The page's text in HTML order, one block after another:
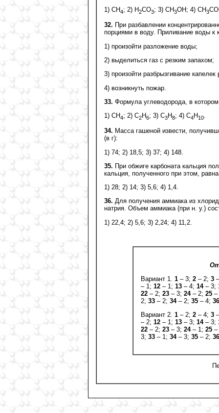
1) СН4; 2) Н2СO3; 3) CH3OH; 4) CH3
32. При разбавлении
порциями в воду. Приливание воды к
1) произойти разложение воды;
2) выделиться газ с резким запахом;
3) произойти разбрызгивание
4) возникнуть пожар.
33. Формула углеводорода, в
1) CH4; 2) C2H6; 3) C3H8; 4) C4H10.
34. Масса гашеной извести,
(в г):
1) 74; 2) 18,5; 3) 37; 4) 148.
35. При обжиге карбоната кальция
кальция, полученного при этом,
1) 28; 2) 14; 3) 5,6; 4) 1,4.
36. Для получения аммиака из
натрия. Объем аммиака (при н. у.)
1) 22,4; 2) 5,6; 3) 2,24; 4) 11,2.
Вариант 1. 1 – 3; 2 – 2; 3
– 1; 12 – 1; 13 – 4; 14– 3;
22 – 2; 23 – 3; 24– 2; 25
2; 33 – 2; 34– 2; 35 – 4; 36
Вариант 2. 1 – 2; 2 – 4; 3
– 2; 12 – 1; 13 – 3; 14– 3;
22 – 2; 23 – 3; 24– 1; 25
3; 33 – 1; 34– 3; 35 – 2; 36